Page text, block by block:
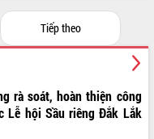
Tiếp theo
rà soát, hoàn thiện công
Lễ hội Sầu riêng Đắk Lắk